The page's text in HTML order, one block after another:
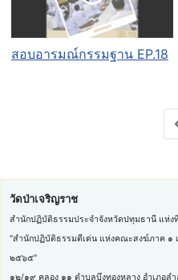
สอบอารมณ์กรรมฐาน EP.18
วัดป่าเจริญราช
สำนักปฏิบัติธรรมประจำจังหวัดปทุมธานี แห่ง
"สำนักปฏิบัติธรรมดีเด่น แห่งคณะสงฆ์ภาค ๑
๒๕๖๕"
๑๒/๑๙ คลอง ๑๑ ตำบลบึงทองหลาง อำเภอล